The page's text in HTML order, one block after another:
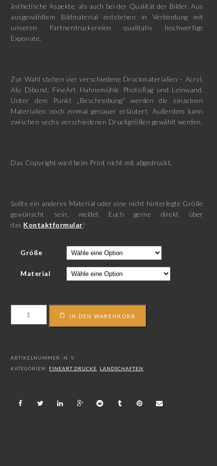
ästhetische Aspekte, als auch bei der Qualität der Bilder. Aus
ausgewähltem Bildmaterial entstehen in Verbindung mit
unseren Partnerdruckereien qualitativ hochwertige
Exponate.
Zur Wahl stehen vier verschiedene Druckmaterialien – Acryl,
Alu Dibond, FineArt Hahnemühle PhotoRag und Leinwand.
Unter dem Punkt „Beschreibung“ werden die einzelnen
Materialien noch einmal genauer erläutert. Außerdem kann
zwischen sechs verschiedenen Druckgrößen gewählt werden.
Das Copyright wird beim Print nicht mit abgedruckt.
Sollte ein anderes Material oder eine nicht hinterlegte Größe
gewünscht sein, meldet Euch gerne direkt über
das Kontaktformular!
Größe
Material
Menge
IN DEN WARENKORB
ARTIKELNUMMER: N. V.
KATEGORIEN: FINEART DRUCKE LANDSCHAFTEN